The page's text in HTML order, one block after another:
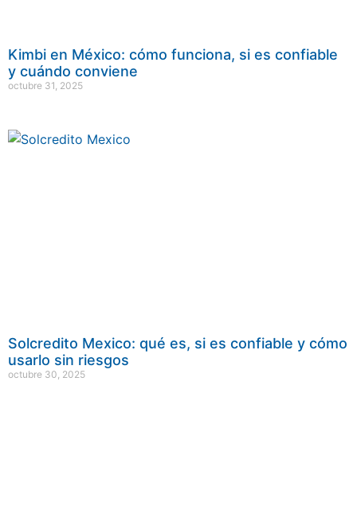
Kimbi en México: cómo funciona, si es confiable
y cuándo conviene
octubre 31, 2025
Solcredito Mexico: qué es, si es confiable y cómo
usarlo sin riesgos
octubre 30, 2025